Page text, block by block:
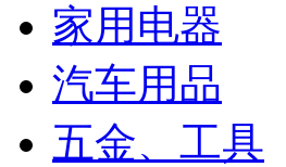
家用电器
汽车用品
五金、工具